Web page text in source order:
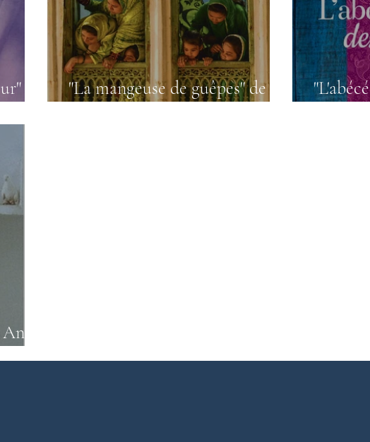
L'Inde vue par l'Occident Yoga Histoire de l'Inde
du Bangladesh Littérature pakistanaise Littérature népalaise
"La mangeuse de guêpes" de